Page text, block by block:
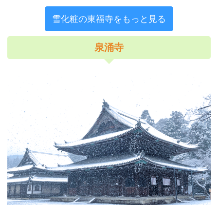
雪化粧の東福寺をもっと見る
泉涌寺